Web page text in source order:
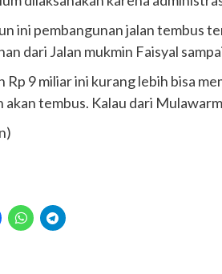
ini pembangunan jalan tembus
dari Jalan mukmin Faisyal
Rp 9 miliar ini kurang lebih bisa
akan tembus. Kalau dari